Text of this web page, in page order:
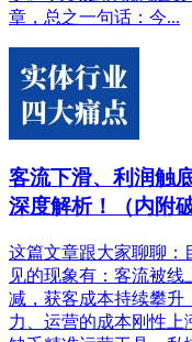
章，总之一句话：今...
客流下滑、利润触
深度解析！（内附
这篇文章跟大家聊聊：
见的现象有：客流被
减，获客成本持续攀升
力、运营的成本刚性上